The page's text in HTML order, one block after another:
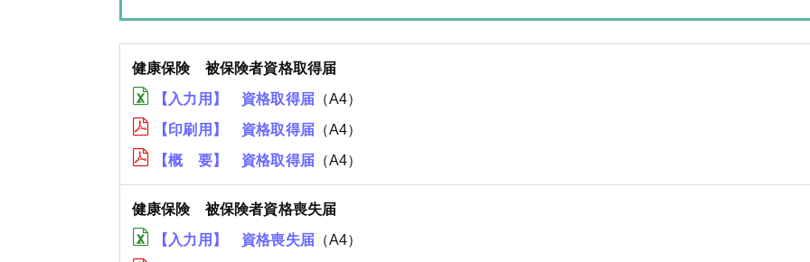
健康保険 被保険者資格取得届
【入力用】 資格取得届（A4）
【印刷用】 資格取得届（A4）
【概 要】 資格取得届（A4）
健康保険 被保険者資格喪失届
【入力用】 資格喪失届（A4）